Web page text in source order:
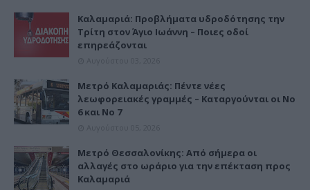
Καλαμαριά: Προβλήματα υδροδότησης την
Τρίτη στον Άγιο Ιωάννη – Ποιες οδοί
επηρεάζονται
Μετρό Καλαμαριάς: Πέντε νέες
λεωφορειακές γραμμές – Καταργούνται οι Νο
6 και Νο 7
Μετρό Θεσσαλονίκης: Από σήμερα οι
αλλαγές στο ωράριο για την επέκταση προς
Καλαμαριά